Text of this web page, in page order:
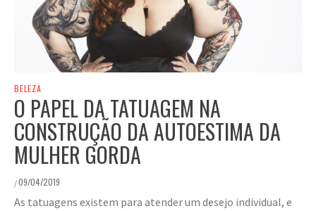
BELEZA
O PAPEL DA TATUAGEM NA
CONSTRUÇÃO DA AUTOESTIMA DA
MULHER GORDA
/09/04/2019
As tatuagens existem para atender um desejo individual, e